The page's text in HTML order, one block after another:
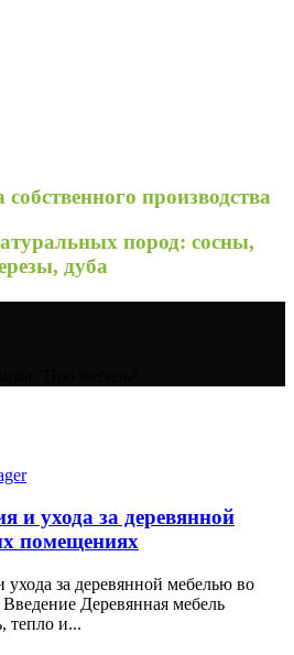
производства
пород: сосны,
дуба
и ухода за деревянной
помещениях
за деревянной мебелью во
Деревянная мебель
тепло и...